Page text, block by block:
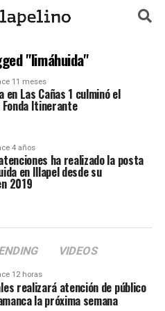
"limáhuida"
11 meses
Las Cañas 1 culminó el
Itinerante
4 años
ha realizado la posta
en Illapel desde su
2019
VIDEOS
12 horas
realizará atención de público
la próxima semana